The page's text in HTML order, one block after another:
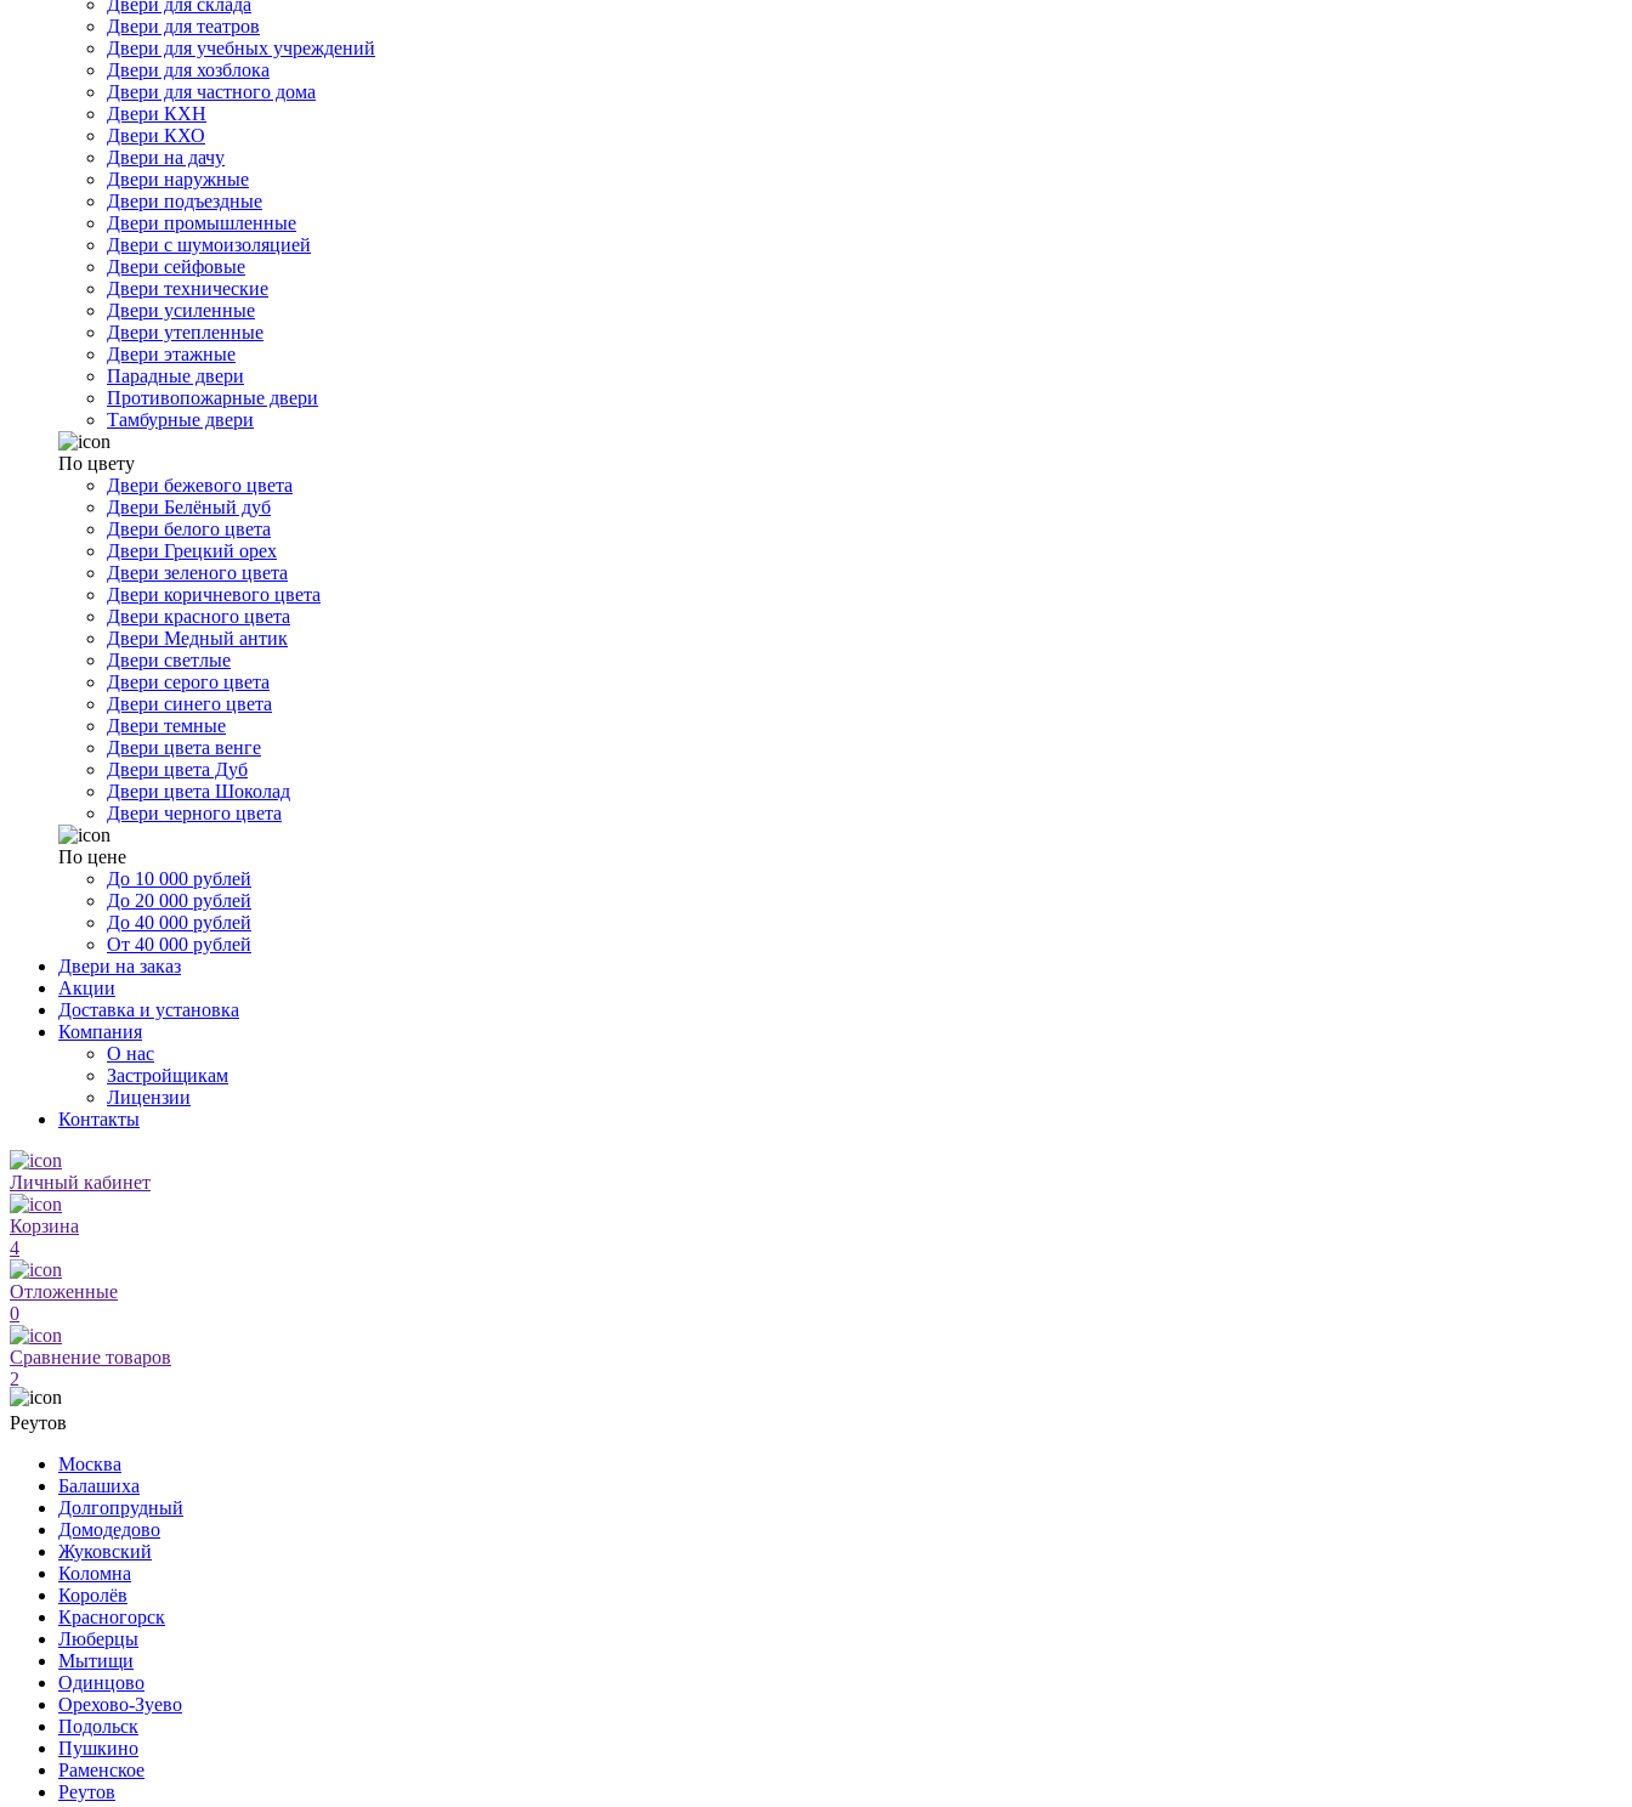
Двери для склада
Двери для театров
Двери для учебных учреждений
Двери для хозблока
Двери для частного дома
Двери КХН
Двери КХО
Двери на дачу
Двери наружные
Двери подъездные
Двери промышленные
Двери с шумоизоляцией
Двери сейфовые
Двери технические
Двери усиленные
Двери утепленные
Двери этажные
Парадные двери
Противопожарные двери
Тамбурные двери
По цвету
Двери бежевого цвета
Двери Белёный дуб
Двери белого цвета
Двери Грецкий орех
Двери зеленого цвета
Двери коричневого цвета
Двери красного цвета
Двери Медный антик
Двери светлые
Двери серого цвета
Двери синего цвета
Двери темные
Двери цвета венге
Двери цвета Дуб
Двери цвета Шоколад
Двери черного цвета
По цене
До 10 000 рублей
До 20 000 рублей
До 40 000 рублей
От 40 000 рублей
Двери на заказ
Акции
Доставка и установка
Компания
О нас
Застройщикам
Лицензии
Контакты
Личный кабинет
Корзина
4
Отложенные
0
Сравнение товаров
2
Реутов
Москва
Балашиха
Долгопрудный
Домодедово
Жуковский
Коломна
Королёв
Красногорск
Люберцы
Мытищи
Одинцово
Орехово-Зуево
Подольск
Пушкино
Раменское
Реутов